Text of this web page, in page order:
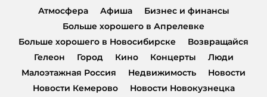
Атмосфера
Афиша
Бизнес и финансы
Больше хорошего в Апрелевке
Больше хорошего в Новосибирске
Возвращайся
Гелеон
Город Кино Концерты
Люди
Малоэтажная Россия
Недвижимость
Новости
Новости Кемерово
Новости Новокузнецка